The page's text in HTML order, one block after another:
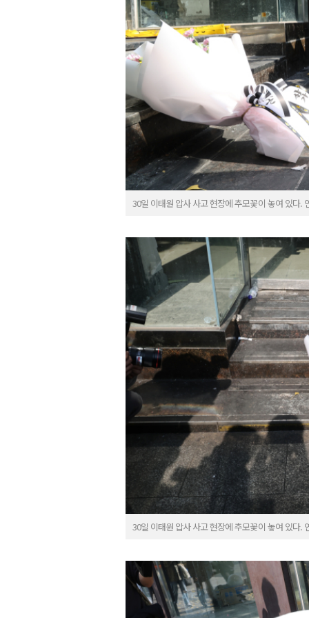
30일 이태원 압사 사고 현장에 추모꽃이 놓여 있다.
30일 이태원 압사 사고 현장에 추모꽃이 놓여 있다.